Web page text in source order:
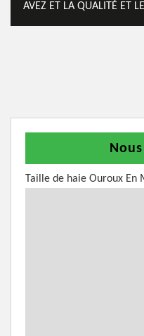
AVEZ ET LA QUALITÉ ET
Taille de haie Ouroux En